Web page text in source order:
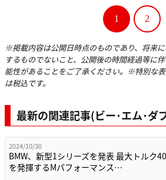
1 2
※掲載内容は公開日時点のものであり、将来
するものでないこと、公開後の時間経過等に
能性があることをご了承ください。※特別な
は税込です。
最新の関連記事(ビー･エム･ダ
2024/10/30
BMW、新型1シリーズを発表 最大トルク
を発揮するMパフォーマンス…